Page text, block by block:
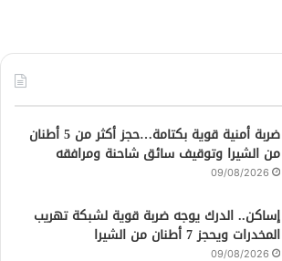
ضربة أمنية قوية بكتامة…حجز أكثر من 5 أطنان
من الشيرا وتوقيف سائق شاحنة ومرافقه
09/08/2026
إساكن.. الدرك يوجه ضربة قوية لشبكة تهريب
المخدرات ويحجز 7 أطنان من الشيرا
09/08/2026